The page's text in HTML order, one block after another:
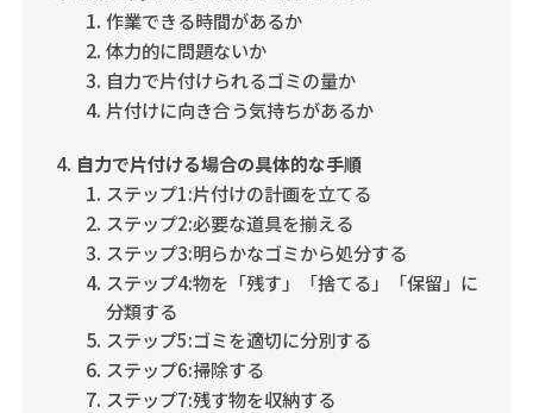
作業できる時間があるか
体力的に問題ないか
自力で片付けられるゴミの量か
片付けに向き合う気持ちがあるか
自力で片付ける場合の具体的な手順
ステップ1:片付けの計画を立てる
ステップ2:必要な道具を揃える
ステップ3:明らかなゴミから処分する
ステップ4:物を「残す」「捨てる」「保留」に
分類する
ステップ5:ゴミを適切に分別する
ステップ6:掃除する
ステップ7:残す物を収納する